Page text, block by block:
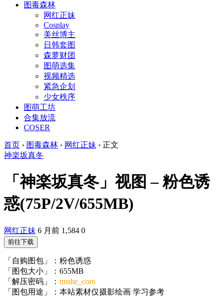
图毒森林
网红正妹
Cosplay
美丝博主
日韩套图
森萝财团
图萌选集
视频精选
紧急企划
少女秩序
图萌工坊
合集放流
COSER
首页 › 图毒森林 › 网红正妹 › 正文
神楽坂真冬
「神楽坂真冬」视图 – 粉色诱
惑(75P/2V/655MB)
网红正妹 6 月前 1,584 0
前往下载
「自购图包」：粉色诱惑
「图包大小」：655MB
「解压密码」： tmshe_com
「图包用途」：本站素材仅摄影绘画 学习参考